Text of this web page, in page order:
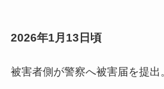
2026年1月13日頃
被害者側が警察へ被害届を提出